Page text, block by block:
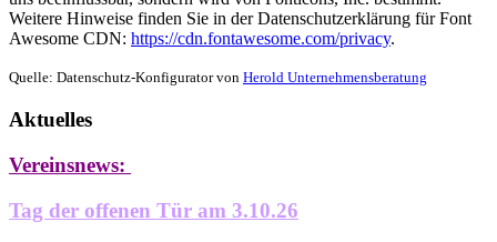
Weitere Hinweise finden Sie in der Datenschutzerklärung für Font
Awesome CDN: https://cdn.fontawesome.com/privacy.
Quelle: Datenschutz-Konfigurator von Herold Unternehmensberatung
Aktuelles
Vereinsnews:
Tag der offenen Tür am 3.10.26